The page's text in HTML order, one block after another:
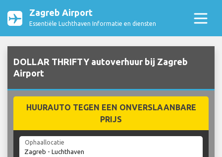
Zagreb Airport
Essentiële Luchthaven Informatie en diensten
DOLLAR THRIFTY autoverhuur bij Zagreb
Airport
HUURAUTO TEGEN EEN ONVERSLAANBARE
PRIJS
Ophaallocatie